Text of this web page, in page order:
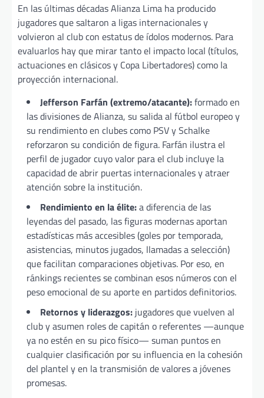
En las últimas décadas Alianza Lima ha producido
jugadores que saltaron a ligas internacionales y
volvieron al club con estatus de ídolos modernos. Para
evaluarlos hay que mirar tanto el impacto local (títulos,
actuaciones en clásicos y Copa Libertadores) como la
proyección internacional.
Jefferson Farfán (extremo/atacante):formado en
las divisiones de Alianza, su salida al fútbol europeo y
su rendimiento en clubes como PSV y Schalke
reforzaron su condición de figura. Farfán ilustra el
perfil de jugador cuyo valor para el club incluye la
capacidad de abrir puertas internacionales y atraer
atención sobre la institución.
Rendimiento en la élite:a diferencia de las
leyendas del pasado, las figuras modernas aportan
estadísticas más accesibles (goles por temporada,
asistencias, minutos jugados, llamadas a selección)
que facilitan comparaciones objetivas. Por eso, en
ránkings recientes se combinan esos números con el
peso emocional de su aporte en partidos definitorios.
Retornos y liderazgos: jugadores que vuelven al
club y asumen roles de capitán o referentes —aunque
ya no estén en su pico físico— suman puntos en
cualquier clasificación por su influencia en la cohesión
del plantel y en la transmisión de valores a jóvenes
promesas.